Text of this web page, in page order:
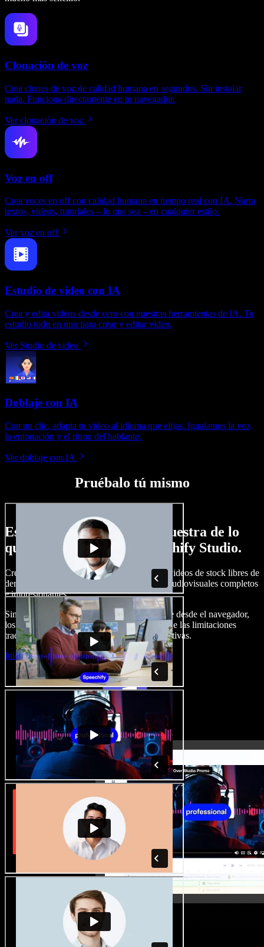
Clonación de voz
Crea clones de voz de calidad humana en segundos. Sin instalar
nada. Funciona directamente en tu navegador.
Ver clonación de voz
Voz en off
Crea voces en off con calidad humana en tiempo real con IA. Narra
textos, videos, tutoriales – lo que sea – en cualquier estilo.
Ver voz en off
Estudio de video con IA
Crea y edita videos desde cero con nuestras herramientas de IA. Tu
estudio todo en uno para crear y editar video.
Ver Studio de video
Doblaje con IA
Con un clic, adapta tu video al idioma que elijas. Igualamos la voz,
la entonación y el ritmo del hablante.
Ver doblaje con IA
Pruébalo tú mismo
Esto es solo una pequeña muestra de lo
que podrás hacer con Speechify Studio.
Crea voces en off, añade imágenes, audio y videos de stock libres de
derechos, clona tu voz y produce proyectos audiovisuales completos
e impresionantes.
Sin curva de aprendizaje y con todo accesible desde el navegador,
los creadores de contenido pueden liberarse de las limitaciones
tradicionales y dar vida a todas sus ideas creativas.
Iniciar Studio